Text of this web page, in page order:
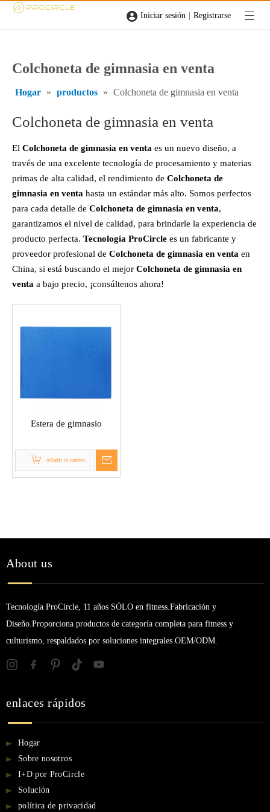
Iniciar sesión | Registrarse
Colchoneta de gimnasia en venta
Hogar » productos » Colchoneta de gimnasia en venta
Colchoneta de gimnasia en venta
El Colchoneta de gimnasia en venta es un nuevo diseño, a
través de una excelente tecnología de procesamiento y materias
primas de alta calidad, el rendimiento de Colchoneta de
gimnasia en venta hasta un estándar más alto. Somos perfectos
para cada detalle de Colchoneta de gimnasia en venta,
garantizamos el nivel de calidad, para brindarle la experiencia de
producto perfecta. Tecnología ProCircle es un fabricante y
proveedor profesional de Colchoneta de gimnasia en venta en
China, si está buscando el mejor Colchoneta de gimnasia en
venta a bajo precio, ¡consúltenos ahora!
Estera de gimnasio
Añadir al carrito
About us
Tecnología ProCircle, 11 años SÓLO en fitness.Fabricación y
Diseño.Proporciona productos de categoría completa para fitness y
culturismo, respaldados por soluciones integrales OEM/ODM.
enlaces rápidos
Hogar
Sobre nosotros
I+D por ProCircle
Solución
política de privacidad